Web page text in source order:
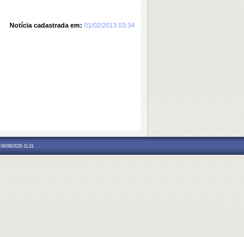
Notícia cadastrada em: 01/02/2013 03:34
06/08/2026 11:31